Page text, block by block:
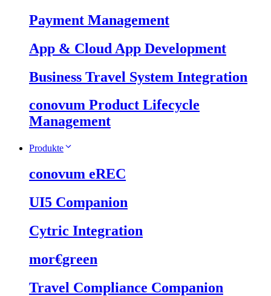
Payment Management
App & Cloud App Development
Business Travel System Integration
conovum Product Lifecycle
Management
Produkte
conovum eREC
UI5 Companion
Cytric Integration
mor€green
Travel Compliance Companion